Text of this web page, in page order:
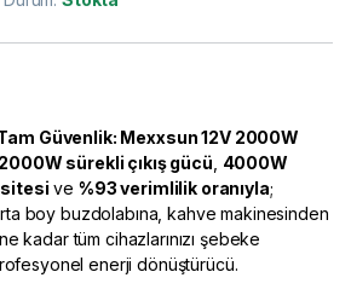
Güvenlik: Mexxsun 12V 2000W
2000W sürekli çıkış gücü 4000W
ve %93 verimlilik oranıyla;
boy buzdolabına, kahve makinesinden
kadar tüm cihazlarınızı şebeke
enerji dönüştürücü.